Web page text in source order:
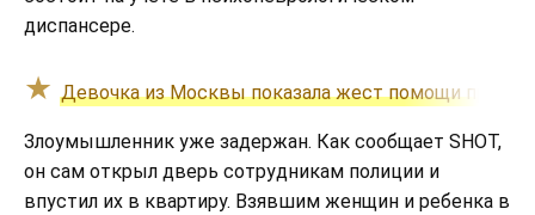
диспансере.
Девочка из Москвы показала жест помощи при
Злоумышленник уже задержан. Как сообщает SHOT,
он сам открыл дверь сотрудникам полиции и
впустил их в квартиру. Взявшим женщин и ребенка в